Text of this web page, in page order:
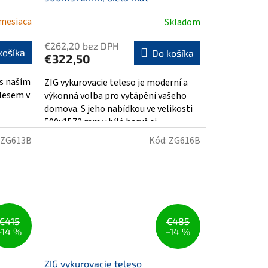
naším
v
Skladom
€262,20 bez DPH
€322,50 Do košíka
ZIG vykurovacie teleso je moderní a
výkonná volba pro vytápění vašeho
domova. S jeho nabídkou ve velikosti
500x1572 mm v bílé barvě si...
%
ZG613B
€485
–14 %
ZIG vykurovacie teleso
Kód: ZG616B